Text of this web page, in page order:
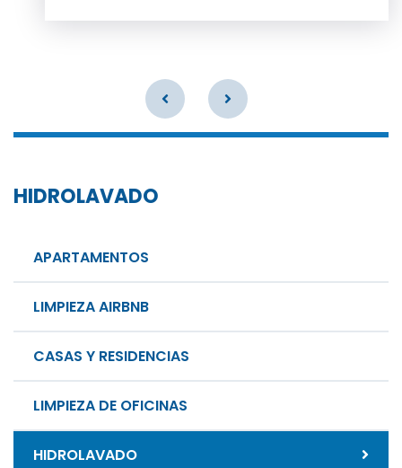
HIDROLAVADO
APARTAMENTOS
LIMPIEZA AIRBNB
CASAS Y RESIDENCIAS
LIMPIEZA DE OFICINAS
HIDROLAVADO